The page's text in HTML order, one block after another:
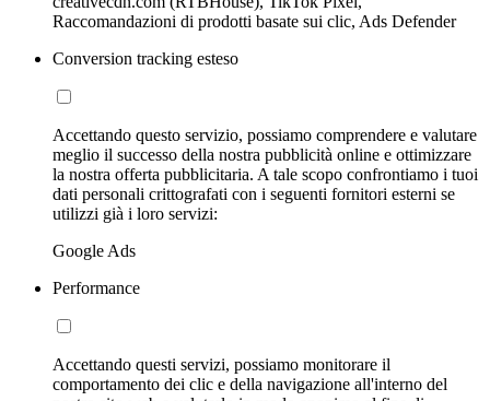
Raccomandazioni di prodotti basate sui clic, Ads Defender
Conversion tracking esteso
Accettando questo servizio, possiamo comprendere e valutare
meglio il successo della nostra pubblicità online e ottimizzare
la nostra offerta pubblicitaria. A tale scopo confrontiamo i tuoi
dati personali crittografati con i seguenti fornitori esterni se
utilizzi già i loro servizi:
Google Ads
Performance
Accettando questi servizi, possiamo monitorare il
comportamento dei clic e della navigazione all'interno del